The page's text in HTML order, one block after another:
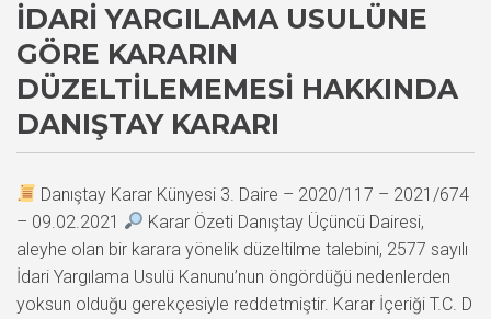
İDARI YARGILAMA USULÜNE
GÖRE KARARIN
DÜZELTILEMEMESI HAKKINDA
DANIŞTAY KARARI
Danıştay Karar Künyesi 3. Daire – 2020/117 – 2021/674
– 09.02.2021
Karar Özeti Danıştay Üçüncü Dairesi,
aleyhe olan bir karara yönelik düzeltilme talebini, 2577 sayılı
İdari Yargılama Usulü Kanunu’nun öngördüğü nedenlerden
yoksun olduğu gerekçesiyle reddetmiştir. Karar İçeriği T.C. D